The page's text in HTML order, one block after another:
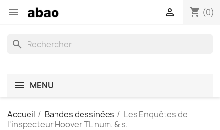
 shopping_cart (0)

search
MENU
Accueil Bandes dessinées
Les Enquêtes de
l'inspecteur Hoover TL num. & s.